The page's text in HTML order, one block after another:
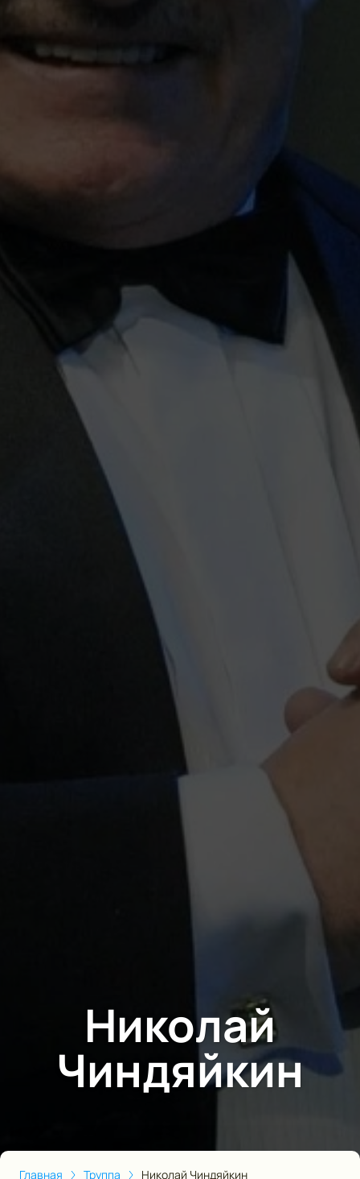
Николай
Чиндяйкин
Главная Труппа Николай Чиндяйкин